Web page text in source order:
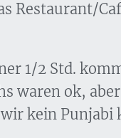
Restaurant/
1/2 Std.
waren ok,
kein Punjabi